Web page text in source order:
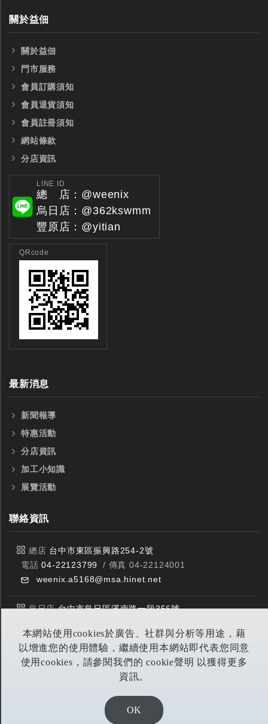
本網站使用cookies於廣告、社群與分析等用途，藉
以增進您的使用體驗，繼續使用本網站即代表您同意
使用cookies，請參閱我們的 cookie聲明 以獲得更多
資訊。
OK
台製WEENIX四刃全鎢鋼銑刀
關於益佃
關於益佃
門市服務
會員訂購須知
會員退貨須知
會員註冊須知
網站條款
分店資訊
LINE ID
總 店：@weenix
烏日店：@362kswmm
豐原店：@yitian
QRcode
最新消息
新聞報導
特惠活動
分店資訊
加工小知識
展覽活動
聯絡資訊
總店 台中市東區振興路254-2號
電話04-22123799
/ 傳真 04-22124001
weenix.a5168@msa.hinet.net
烏日店台中市烏日區溪南路一段356號
豐原店台中市潭子區中山路三段303號
電話04-25314953 / 傳真 04-25314290
DESIGN BY EOD DIGITA恆洋數位